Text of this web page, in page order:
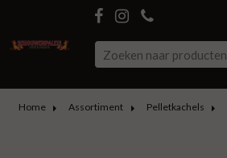
Home Assortiment Pelletkachels